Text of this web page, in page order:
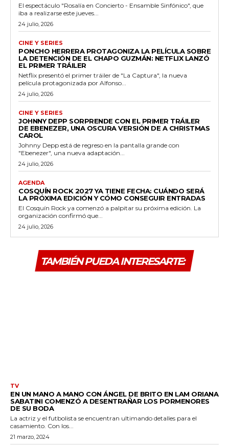
El espectáculo "Rosalía en Concierto - Ensamble Sinfónico", que
iba a realizarse este jueves...
24 julio, 2026
CINE Y SERIES
PONCHO HERRERA PROTAGONIZA LA PELÍCULA SOBRE
LA DETENCIÓN DE EL CHAPO GUZMÁN: NETFLIX LANZÓ
EL PRIMER TRÁILER
Netflix presentó el primer tráiler de "La Captura", la nueva
película protagonizada por Alfonso...
24 julio, 2026
CINE Y SERIES
JOHNNY DEPP SORPRENDE CON EL PRIMER TRÁILER
DE EBENEZER, UNA OSCURA VERSIÓN DE A CHRISTMAS
CAROL
Johnny Depp está de regreso en la pantalla grande con
"Ebenezer", una nueva adaptación...
24 julio, 2026
AGENDA
COSQUÍN ROCK 2027 YA TIENE FECHA: CUÁNDO SERÁ
LA PRÓXIMA EDICIÓN Y CÓMO CONSEGUIR ENTRADAS
El Cosquín Rock ya comenzó a palpitar su próxima edición. La
organización confirmó que...
24 julio, 2026
TAMBIÉN PUEDA INTERESARTE:
TV
EN UN MANO A MANO CON ÁNGEL DE BRITO EN LAM ORIANA
SABATINI COMENZÓ A DESENTRAÑAR LOS PORMENORES
DE SU BODA
La actriz y el futbolista se encuentran ultimando detalles para el
casamiento. Con los...
21 marzo, 2024